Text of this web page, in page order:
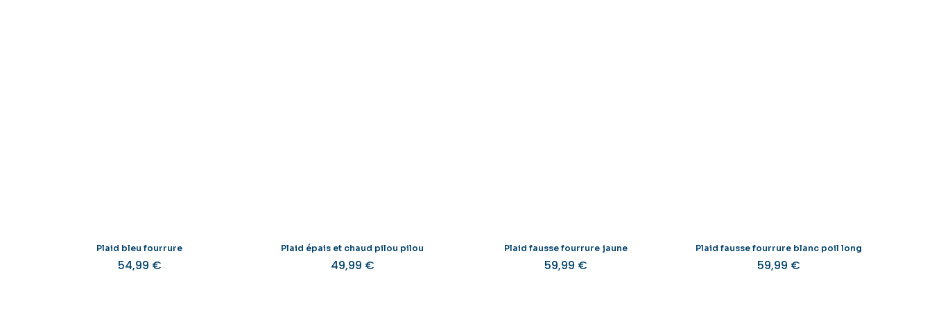
Plaid bleu fourrure
54,99 €
Plaid épais et chaud pilou pilou
49,99 €
Plaid fausse fourrure jaune
59,99 €
Plaid fausse fourrure blanc poil long
59,99 €